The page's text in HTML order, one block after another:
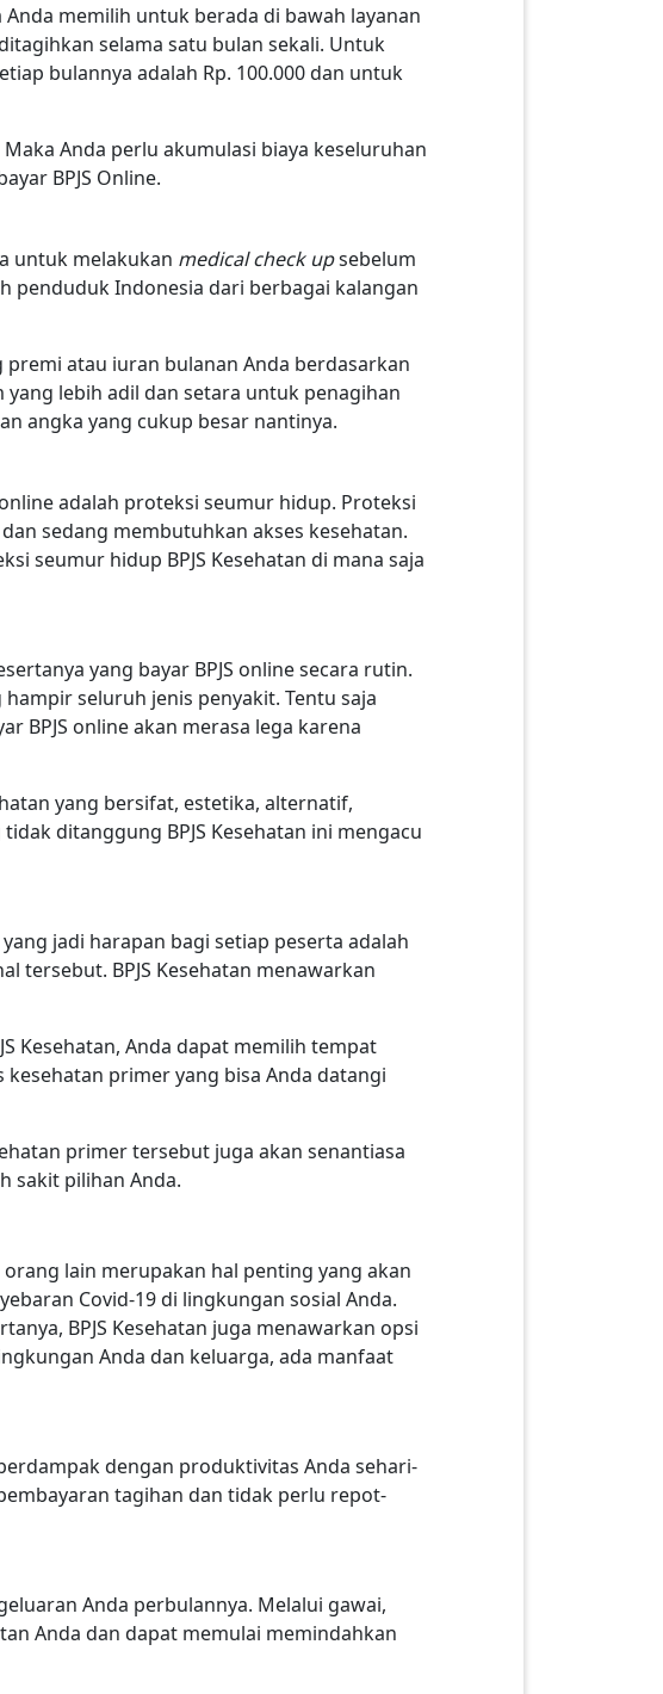
memilih untuk berada di bawah layanan
selama satu bulan sekali. Untuk
bulannya adalah Rp. 100.000 dan untuk
Anda perlu akumulasi biaya keseluruhan
BPJS Online.
untuk melakukan medical check upsebelum
penduduk Indonesia dari berbagai kalangan
premi atau iuran bulanan Anda berdasarkan
yang lebih adil dan setara untuk penagihan
angka yang cukup besar nantinya.
adalah proteksi seumur hidup. Proteksi
sedang membutuhkan akses kesehatan.
seumur hidup BPJS Kesehatan di mana saja
yang bayar BPJS online secara rutin.
seluruh jenis penyakit. Tentu saja
BPJS online akan merasa lega karena
yang bersifat, estetika, alternatif,
ditanggung BPJS Kesehatan ini mengacu
yang jadi harapan bagi setiap peserta adalah
tersebut. BPJS Kesehatan menawarkan
Kesehatan, Anda dapat memilih tempat
primer yang bisa Anda datangi
primer tersebut juga akan senantiasa
sakit pilihan Anda.
lain merupakan hal penting yang akan
Covid-19 di lingkungan sosial Anda.
BPJS Kesehatan juga menawarkan opsi
Anda dan keluarga, ada manfaat
dengan produktivitas Anda sehari-
tagihan dan tidak perlu repot-
Anda perbulannya. Melalui gawai,
Anda dan dapat memulai memindahkan